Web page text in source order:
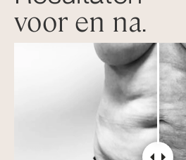
voor en na.